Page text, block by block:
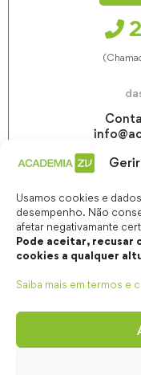
Usamos cookies e
desempenho. Não
afetar negativamante
Pode aceitar, recusar
cookies a qualquer
Saiba mais em termos e